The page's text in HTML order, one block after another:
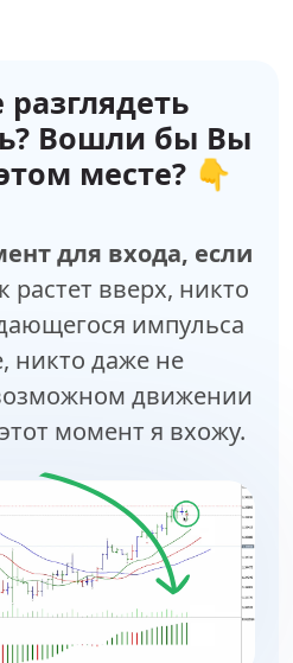
Вошли бы Вы
месте? 👇
для входа, если
растет вверх, никто
импульса
никто даже не
движении
момент я вхожу.